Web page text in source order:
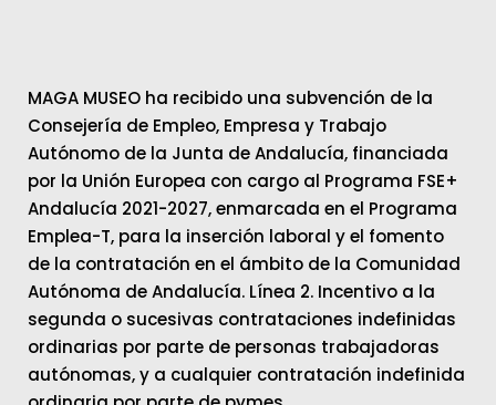
MAGA MUSEO ha recibido una subvención de la
Consejería de Empleo, Empresa y Trabajo
Autónomo de la Junta de Andalucía, financiada
por la Unión Europea con cargo al Programa FSE+
Andalucía 2021-2027, enmarcada en el Programa
Emplea-T, para la inserción laboral y el fomento
de la contratación en el ámbito de la Comunidad
Autónoma de Andalucía. Línea 2. Incentivo a la
segunda o sucesivas contrataciones indefinidas
ordinarias por parte de personas trabajadoras
autónomas, y a cualquier contratación indefinida